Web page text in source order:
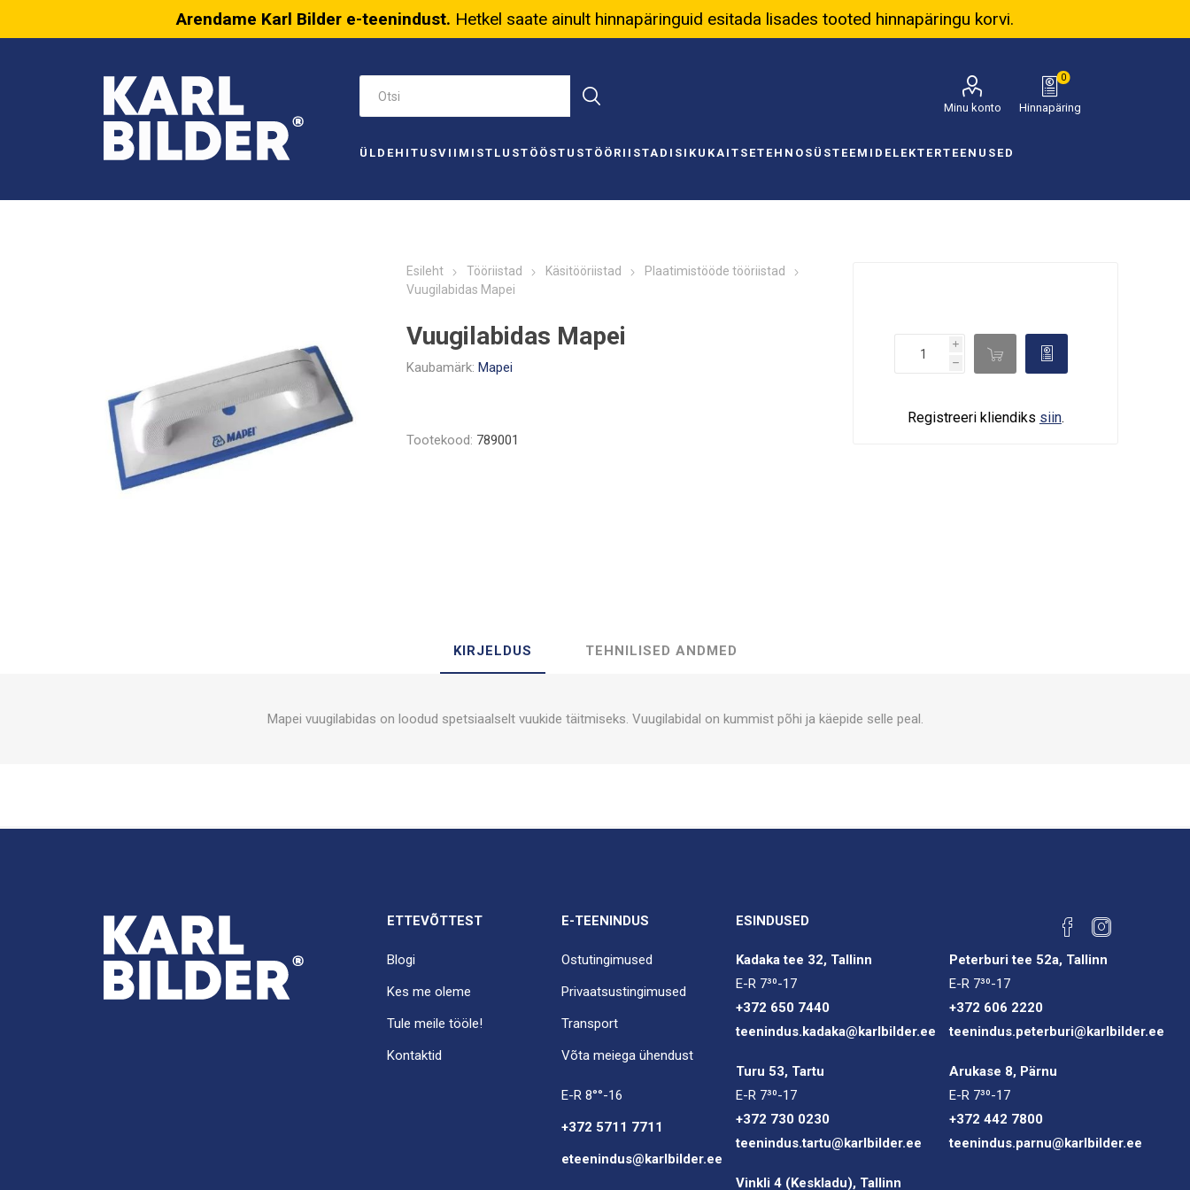
Arendame Karl Bilder e-teenindust. Hetkel saate ainult hinnapäringuid esitada lisades tooted hinnapäringu korvi.
Minu konto Hinnapäring
0
ÜLDEHITUSVIIMISTLUSTÖÖSTUSTÖÖRIISTAD ISIKUKAITSETEHNOSÜSTEEMID ELEKTERTEENUSED
Esileht Tööriistad Käsitööriistad
Plaatimistööde tööriistad
Vuugilabidas Mapei
Vuugilabidas Mapei
Kaubamärk: Mapei
Tootekood: 789001
i
h
d 
Registreeri kliendiks siin.
KIRJELDUS TEHNILISED ANDMED
Mapei vuugilabidas on loodud spetsiaalselt vuukide täitmiseks. Vuugilabidal on kummist põhi ja käepide selle peal.
ETTEVÕTTEST
Blogi
Kes me oleme
Tule meile tööle!
Kontaktid
E-TEENINDUS
Ostutingimused
Privaatsustingimused
Transport
Võta meiega ühendust
E-R 8°°-16
+372 5711 7711
eteenindus@karlbilder.ee
ESINDUSED
Kadaka tee 32, Tallinn
E-R 7³⁰-17
+372 650 7440
teenindus.kadaka@karlbilder.ee
Peterburi tee 52a, Tallinn
E-R 7³⁰-17
+372 606 2220
teenindus.peterburi@karlbilder.ee
Turu 53, Tartu
E-R 7³⁰-17
+372 730 0230
teenindus.tartu@karlbilder.ee
Arukase 8, Pärnu
E-R 7³⁰-17
+372 442 7800
teenindus.parnu@karlbilder.ee
Vinkli 4 (Keskladu), Tallinn